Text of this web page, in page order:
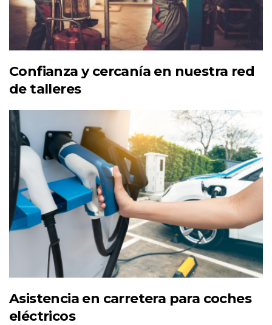
Confianza y cercanía en nuestra red
de talleres
Asistencia en carretera para coches
eléctricos